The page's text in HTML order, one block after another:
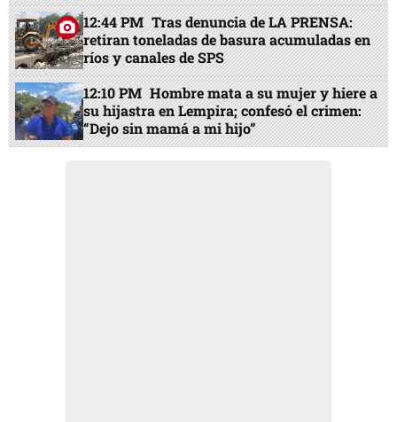
12:44 PM Tras denuncia de LA PRENSA:
retiran toneladas de basura acumuladas en
ríos y canales de SPS
12:10 PM Hombre mata a su mujer y hiere a
su hijastra en Lempira; confesó el crimen:
“Dejo sin mamá a mi hijo”